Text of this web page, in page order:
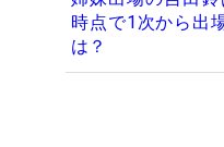
時点で1次から出
は？